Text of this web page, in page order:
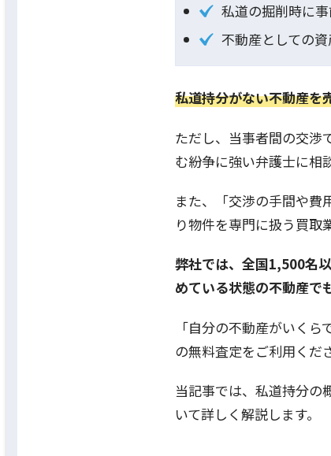
私道の掘削時に
不動産としての
私道持分がない不動産を
ただし、当事者間の交渉
む紛争に強い弁護士に相
また、「交渉の手間や費
り物件を専門に扱う買取
弊社では、全国1,500名
めている状態の不動産で
「自分の不動産がいく
の無料査定をご利用くだ
当記事では、私道持分の
いて詳しく解説します。